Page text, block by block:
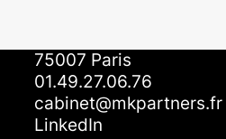
75007 Paris
01.49.27.06.76
cabinet@mkpartners.fr
LinkedIn